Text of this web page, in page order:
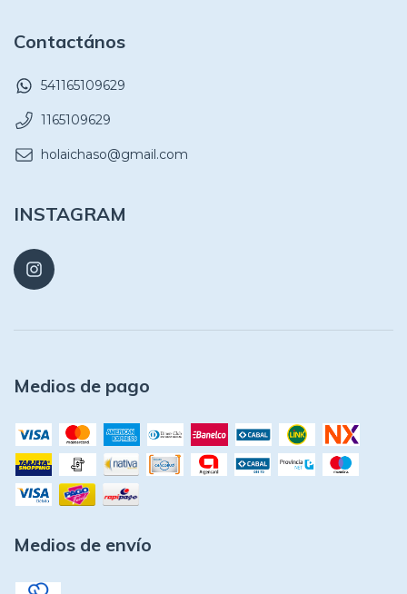
Contactános
541165109629
1165109629
holaichaso@gmail.com
INSTAGRAM
Medios de pago
Medios de envío